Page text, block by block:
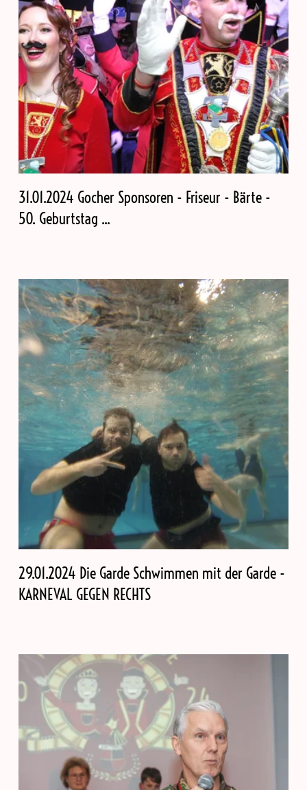
31.01.2024 Gocher Sponsoren - Friseur - Bärte -
50. Geburtstag ...
29.01.2024 Die Garde Schwimmen mit der Garde -
KARNEVAL GEGEN RECHTS